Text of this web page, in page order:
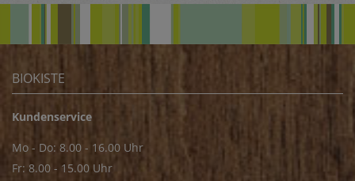
BIOKISTE
Kundenservice
Mo - Do: 8.00 - 16.00 Uhr
Fr: 8.00 - 15.00 Uhr